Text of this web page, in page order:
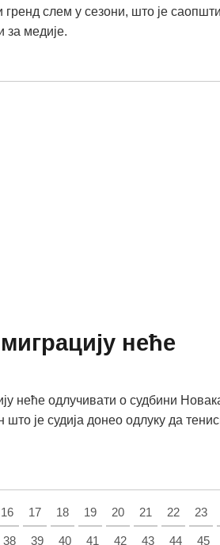
слем у сезони, што је
за медије.
неће
неће одлучивати о судбини
је судија донео одлуку да
16 17 18 19 20 21 22 23
38 39 40 41 42 43 44 45